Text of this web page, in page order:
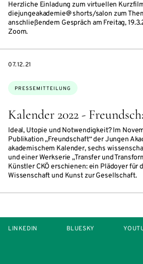
Herzliche Einladung zum virtuellen
diejungeakademie@ shorts/salon zum
anschließendem Gespräch am Freitag,
Zoom.
Kalender 2022 -
Ideal, Utopie und Notwendigkeit? Im
Publikation „Freundschaft“ der Jungen
akademischem Kalender, sechs
und einer Werkserie „Transfer und
Künstler CKÖ erschienen: ein Plädoyer für
Wissenschaft und Kunst zur Gesellschaft.
Themen:
PRESSEMITTEILUNG
DATE
07.12.21
LINKEDIN BLUESKY